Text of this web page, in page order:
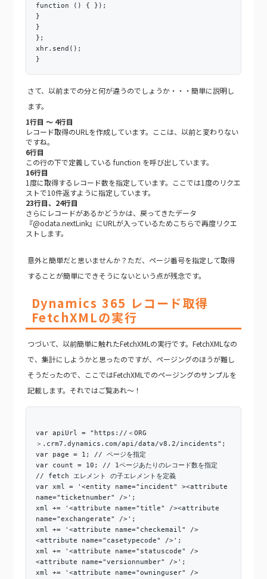
function () { });
}
}
};
xhr.send();
}
さて、以前までの分と何が違うのでしょうか・・・簡単に説明し
ます。
1行目 ～ 4行目
レコード取得のURLを作成しています。ここは、以前と変わりない
ですね。
6行目
この行の下で定義している function を呼び出しています。
16行目
1度に取得するレコード数を指定しています。ここでは1度のリクエ
ストで10件返すように指定しています。
23行目、24行目
さらにレコードがあるかどうかは、戻ってきたデータ
『@odata.nextLink』にURLが入っているためこちらで再度リクエ
ストします。
意外と簡単だと思いませんか？ただ、ページ番号を指定して取得
することが簡単にできそうにないという点が残念です。
Dynamics 365 レコード取得
FetchXMLの実行
つづいて、以前簡単に触れたFetchXMLの実行です。FetchXMLなの
で、集計にしようかと思ったのですが、ページングのほうが難し
そうだったので、ここではFetchXMLでのページングのサンプルを
記載します。それではご覧あれ～！
var apiUrl = "https://＜ORG
＞.crm7.dynamics.com/api/data/v8.2/incidents";
var page = 1; // ページを指定
var count = 10; // 1ページあたりのレコード数を指定
// fetch エレメント の子エレメントを定義
var xml = '<entity name="incident" ><attribute
name="ticketnumber" />';
xml += '<attribute name="title" /><attribute
name="exchangerate" />';
xml += '<attribute name="checkemail" />
<attribute name="casetypecode" />';
xml += '<attribute name="statuscode" />
<attribute name="versionnumber" />';
xml += '<attribute name="owninguser" />